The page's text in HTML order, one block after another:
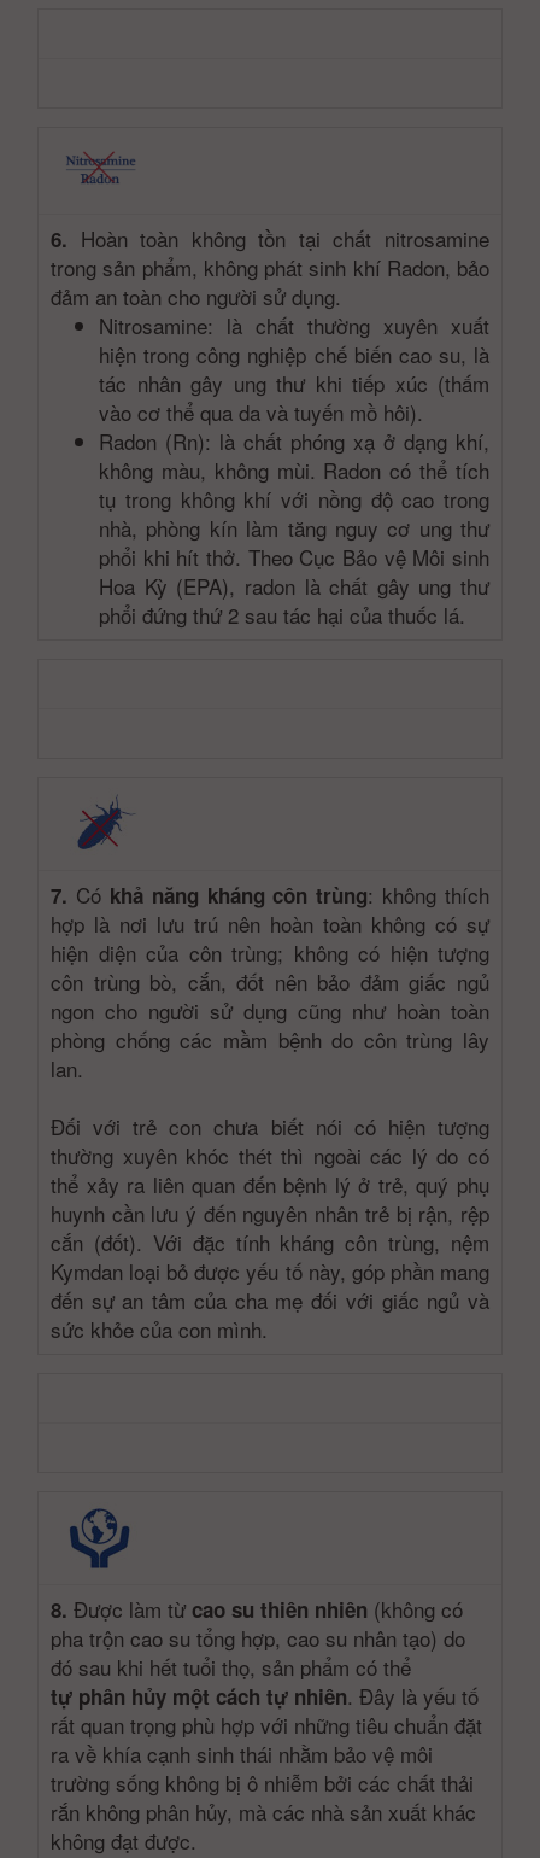
6. Hoàn toàn không tồn tại chất nitrosamine
trong sản phẩm, không phát sinh khí Radon, bảo
đảm an toàn cho người sử dụng.
Nitrosamine: là chất thường xuyên xuất
hiện trong công nghiệp chế biến cao su, là
tác nhân gây ung thư khi tiếp xúc (thấm
vào cơ thể qua da và tuyến mồ hôi).
Radon (Rn): là chất phóng xạ ở dạng khí,
không màu, không mùi. Radon có thể tích
tụ trong không khí với nồng độ cao trong
nhà, phòng kín làm tăng nguy cơ ung thư
phổi khi hít thở. Theo Cục Bảo vệ Môi sinh
Hoa Kỳ (EPA), radon là chất gây ung thư
phổi đứng thứ 2 sau tác hại của thuốc lá.
7. Có khả năng kháng côn trùng: không thích
hợp là nơi lưu trú nên hoàn toàn không có sự
hiện diện của côn trùng; không có hiện tượng
côn trùng bò, cắn, đốt nên bảo đảm giấc ngủ
ngon cho người sử dụng cũng như hoàn toàn
phòng chống các mầm bệnh do côn trùng lây
lan.
Đối với trẻ con chưa biết nói có hiện tượng
thường xuyên khóc thét thì ngoài các lý do có
thể xảy ra liên quan đến bệnh lý ở trẻ, quý phụ
huynh cần lưu ý đến nguyên nhân trẻ bị rận, rệp
cắn (đốt). Với đặc tính kháng côn trùng, nệm
Kymdan loại bỏ được yếu tố này, góp phần mang
đến sự an tâm của cha mẹ đối với giấc ngủ và
sức khỏe của con mình.
8. Được làm từ cao su thiên nhiên (không có
pha trộn cao su tổng hợp, cao su nhân tạo) do
đó sau khi hết tuổi thọ, sản phẩm có thể
tự phân hủy một cách tự nhiên. Đây là yếu tố
rất quan trọng phù hợp với những tiêu chuẩn đặt
ra về khía cạnh sinh thái nhằm bảo vệ môi
trường sống không bị ô nhiễm bởi các chất thải
rắn không phân hủy, mà các nhà sản xuất khác
không đạt được.